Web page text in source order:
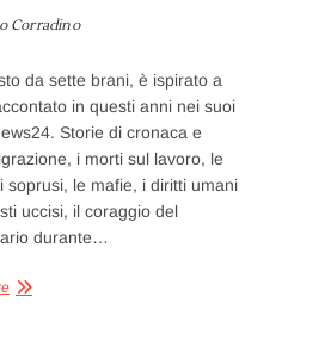
Corradino
da sette brani, è ispirato a
in questi anni nei suoi
Storie di cronaca e
i morti sul lavoro, le
soprusi, le mafie, i diritti umani
uccisi, il coraggio del
durante…